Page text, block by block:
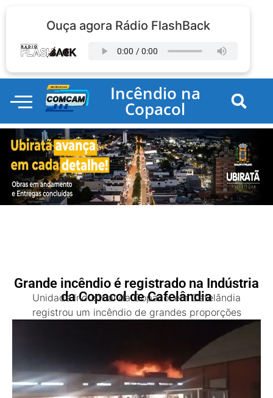
Ouça agora Rádio FlashBack
Incêndio na
Copacol
Grande incêndio é registrado na Indústria
da Copacol de Cafelândia
Unidade Industrial da Copacol em Cafelândia
registrou um incêndio de grandes proporções